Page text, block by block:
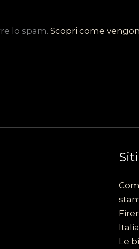
lo spam. Scopri come
Siti
Le